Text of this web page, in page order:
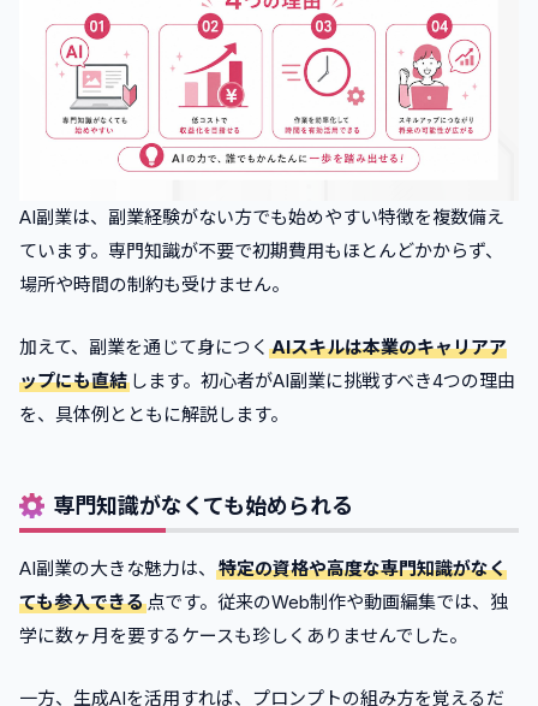
AI副業は、副業経験がない方でも始めやすい特徴を複数備え
ています。専門知識が不要で初期費用もほとんどかからず、
場所や時間の制約も受けません。
加えて、副業を通じて身につく AIスキルは本業のキャリアア
ップにも直結 します。初心者がAI副業に挑戦すべき4つの理由
を、具体例とともに解説します。
専門知識がなくても始められる
AI副業の大きな魅力は、
特定の資格や高度な専門知識がなく
ても参入できる 点です。従来のWeb制作や動画編集では、独
学に数ヶ月を要するケースも珍しくありませんでした。
一方、生成AIを活用すれば、プロンプトの組み方を覚えるだ